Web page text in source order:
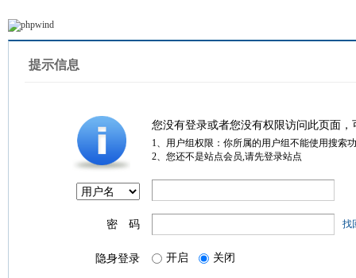
提示信息
您没有登录或者您没有权限访问此页面
1、用户组权限：你所属的用户组不能使用搜索
2、您还不是站点会员,请先登录站点
密 码 找
隐身登录 开启 关闭